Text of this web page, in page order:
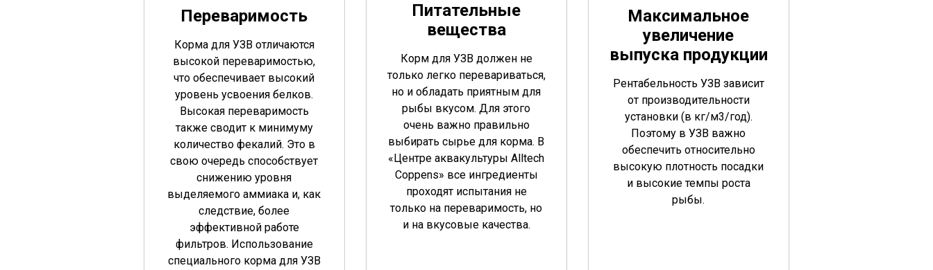
Переваримость
Корма для УЗВ отличаются
высокой переваримостью,
что обеспечивает высокий
уровень усвоения белков.
Высокая переваримость
также сводит к минимуму
количество фекалий. Это в
свою очередь способствует
снижению уровня
выделяемого аммиака и, как
следствие, более
эффективной работе
фильтров. Использование
специального корма для УЗВ
Питательные
вещества
Корм для УЗВ должен не
только легко перевариваться,
но и обладать приятным для
рыбы вкусом. Для этого
очень важно правильно
выбирать сырье для корма. В
«Центре аквакультуры Alltech
Coppens» все ингредиенты
проходят испытания не
только на переваримость, но
и на вкусовые качества.
Максимальное
увеличение
выпуска продукции
Рентабельность УЗВ зависит
от производительности
установки (в кг/м3/год).
Поэтому в УЗВ важно
обеспечить относительно
высокую плотность посадки
и высокие темпы роста
рыбы.